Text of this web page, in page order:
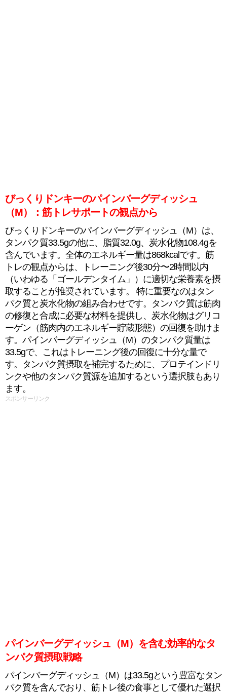
びっくりドンキーのパインバーグディッシュ
（M）：筋トレサポートの観点から
びっくりドンキーのパインバーグディッシュ（M）は、
タンパク質33.5gの他に、脂質32.0g、炭水化物108.4gを
含んでいます。全体のエネルギー量は868kcalです。筋
トレの観点からは、トレーニング後30分〜2時間以内
（いわゆる「ゴールデンタイム」）に適切な栄養素を摂
取することが推奨されています。 特に重要なのはタン
パク質と炭水化物の組み合わせです。タンパク質は筋肉
の修復と合成に必要な材料を提供し、炭水化物はグリコ
ーゲン（筋肉内のエネルギー貯蔵形態）の回復を助けま
す。パインバーグディッシュ（M）のタンパク質量は
33.5gで、これはトレーニング後の回復に十分な量で
す。タンパク質摂取を補完するために、プロテインドリ
ンクや他のタンパク質源を追加するという選択肢もあり
ます。
スポンサーリンク
パインバーグディッシュ（M）を含む効率的なタ
ンパク質摂取戦略
パインバーグディッシュ（M）は33.5gという豊富なタン
パク質を含んでおり、筋トレ後の食事として優れた選択